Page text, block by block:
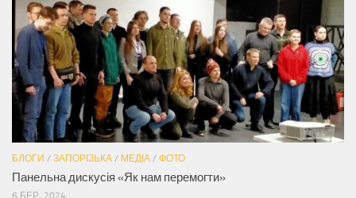
БЛОГИ / ЗАПОРІЗЬКА / МЕДІА / ФОТО
Панельна дискусія «Як нам перемогти»
6 БЕР, 2024